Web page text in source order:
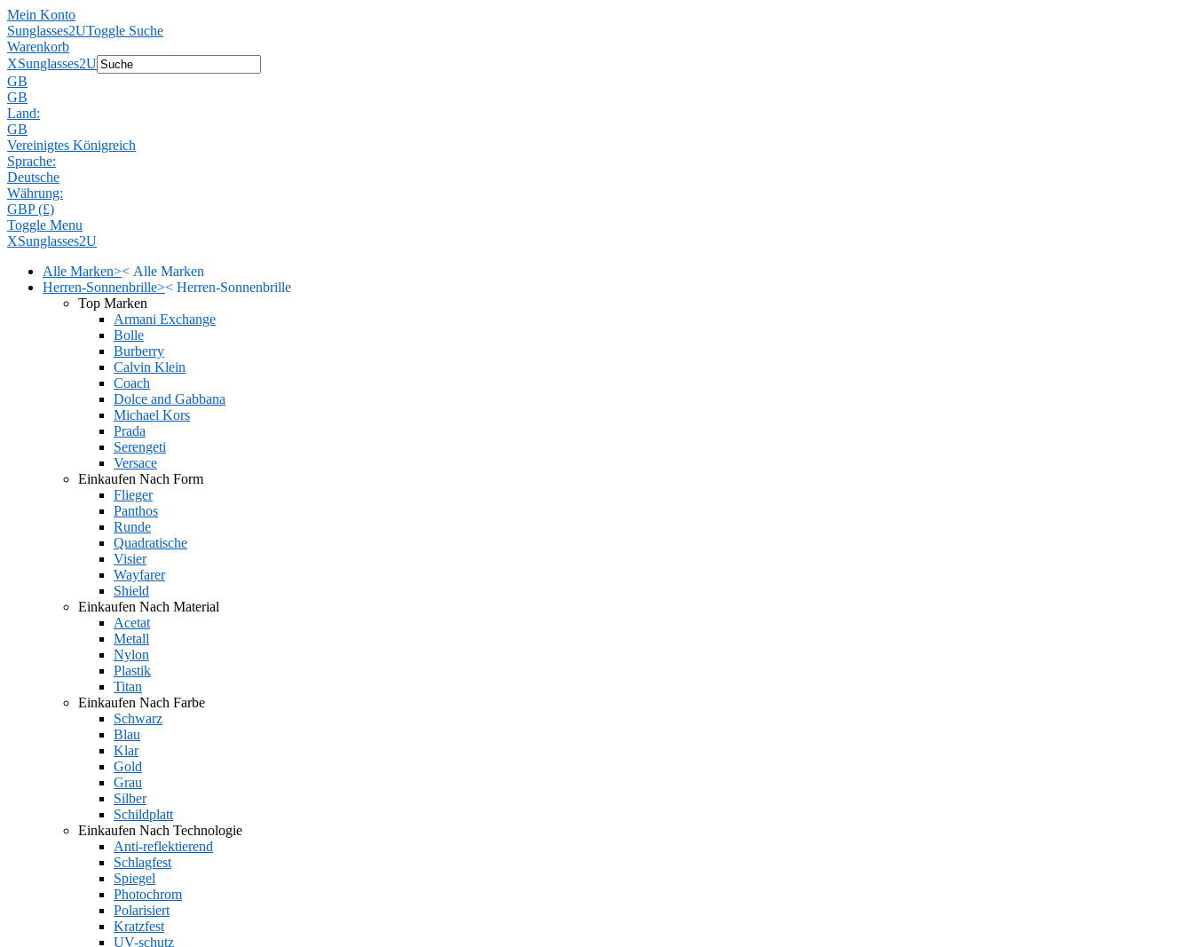
Mein Konto
Sunglasses2UToggle Suche
Warenkorb
XSunglasses2U
GB
GB
Land:
GB
Vereinigtes Königreich
Sprache:
Deutsche
Währung:
GBP (£)
Toggle Menu
XSunglasses2U
Alle Marken>< Alle Marken
Herren-Sonnenbrille>< Herren-Sonnenbrille
Top Marken
Armani Exchange
Bolle
Burberry
Calvin Klein
Coach
Dolce and Gabbana
Michael Kors
Prada
Serengeti
Versace
Einkaufen Nach Form
Flieger
Panthos
Runde
Quadratische
Visier
Wayfarer
Shield
Einkaufen Nach Material
Acetat
Metall
Nylon
Plastik
Titan
Einkaufen Nach Farbe
Schwarz
Blau
Klar
Gold
Grau
Silber
Schildplatt
Einkaufen Nach Technologie
Anti-reflektierend
Schlagfest
Spiegel
Photochrom
Polarisiert
Kratzfest
UV-schutz